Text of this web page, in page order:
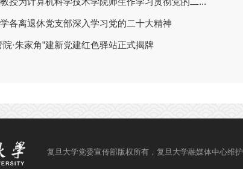
复旦大学党委宣传部版权所有，复旦大学融媒体中心维护